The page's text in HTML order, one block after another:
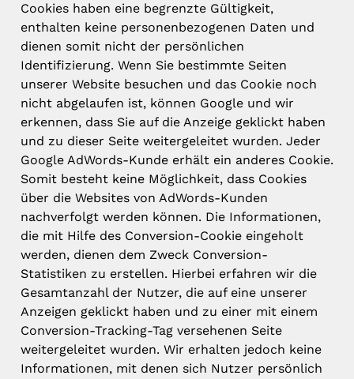
Cookies haben eine begrenzte Gültigkeit,
enthalten keine personenbezogenen Daten und
dienen somit nicht der persönlichen
Identifizierung. Wenn Sie bestimmte Seiten
unserer Website besuchen und das Cookie noch
nicht abgelaufen ist, können Google und wir
erkennen, dass Sie auf die Anzeige geklickt haben
und zu dieser Seite weitergeleitet wurden. Jeder
Google AdWords-Kunde erhält ein anderes Cookie.
Somit besteht keine Möglichkeit, dass Cookies
über die Websites von AdWords-Kunden
nachverfolgt werden können. Die Informationen,
die mit Hilfe des Conversion-Cookie eingeholt
werden, dienen dem Zweck Conversion-
Statistiken zu erstellen. Hierbei erfahren wir die
Gesamtanzahl der Nutzer, die auf eine unserer
Anzeigen geklickt haben und zu einer mit einem
Conversion-Tracking-Tag versehenen Seite
weitergeleitet wurden. Wir erhalten jedoch keine
Informationen, mit denen sich Nutzer persönlich